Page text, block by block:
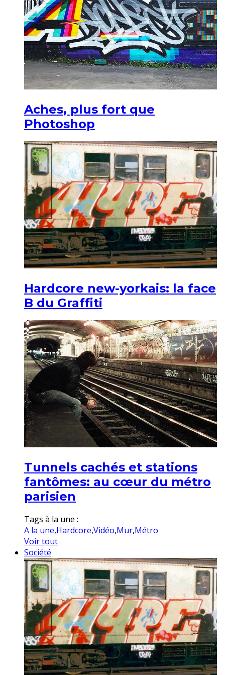
Aches, plus fort que
Photoshop
Hardcore new-yorkais: la face
B du Graffiti
Tunnels cachés et stations
fantômes: au cœur du métro
parisien
Tags à la une :
A la une,Hardcore,Vidéo,Mur,Métro
Voir tout
Société